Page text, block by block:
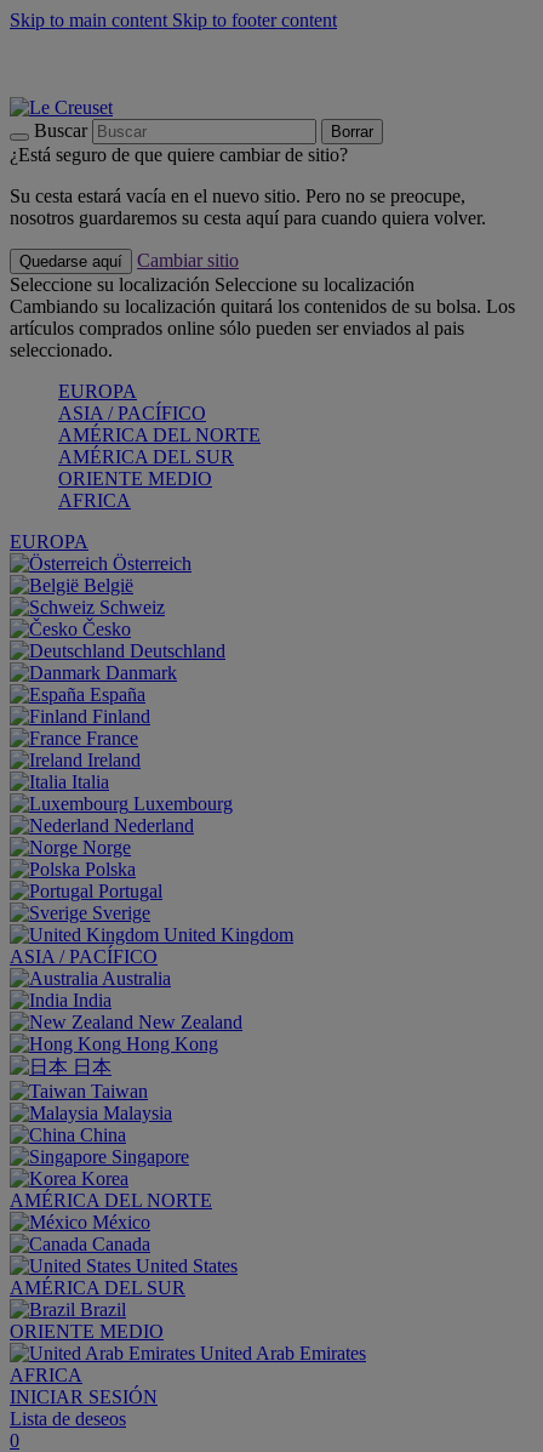
Skip to main content Skip to footer content
Buscar Borrar
¿Está seguro de que quiere cambiar de sitio?
Su cesta estará vacía en el nuevo sitio. Pero no se preocupe,
nosotros guardaremos su cesta aquí para cuando quiera volver.
Quedarse aquí
Cambiar sitio
Seleccione su localización Seleccione su localización
Cambiando su localización quitará los contenidos de su bolsa. Los
artículos comprados online sólo pueden ser enviados al pais
seleccionado.
EUROPA
ASIA / PACÍFICO
AMÉRICA DEL NORTE
AMÉRICA DEL SUR
ORIENTE MEDIO
AFRICA
EUROPA
Österreich
België
Schweiz
Česko
Deutschland
Danmark
España
Finland
France
Ireland
Italia
Luxembourg
Nederland
Norge
Polska
Portugal
Sverige
United Kingdom
ASIA / PACÍFICO
Australia
India
New Zealand
Hong Kong
日本
Taiwan
Malaysia
China
Singapore
Korea
AMÉRICA DEL NORTE
México
Canada
United States
AMÉRICA DEL SUR
Brazil
ORIENTE MEDIO
United Arab Emirates
AFRICA
INICIAR SESIÓN
Lista de deseos
0